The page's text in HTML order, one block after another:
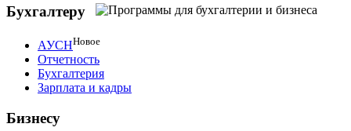
Бухгалтеру
АУСННовое
Отчетность
Бухгалтерия
Зарплата и кадры
Бизнесу